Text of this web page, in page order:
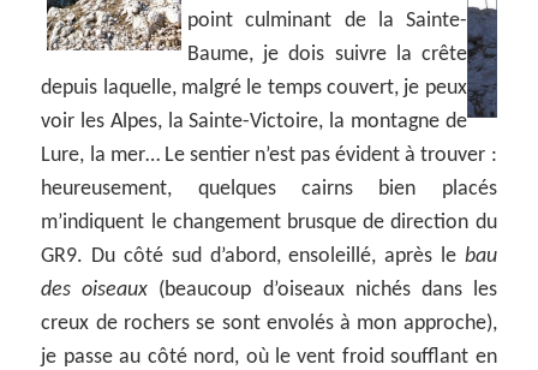
point culminant de la Sainte-
Baume, je dois suivre la crête
depuis laquelle, malgré le temps couvert, je peux
voir les Alpes, la Sainte-Victoire, la montagne de
Lure, la mer… Le sentier n’est pas évident à trouver :
heureusement, quelques cairns bien placés
m’indiquent le changement brusque de direction du
GR9. Du côté sud d’abord, ensoleillé, après le bau
des oiseaux (beaucoup d’oiseaux nichés dans les
creux de rochers se sont envolés à mon approche),
je passe au côté nord, où le vent froid soufflant en